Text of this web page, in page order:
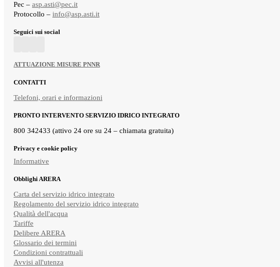
Pec – asp.asti@pec.it
Protocollo – info@asp.asti.it
Seguici sui social
ATTUAZIONE MISURE PNNR
CONTATTI
Telefoni, orari e informazioni
PRONTO INTERVENTO SERVIZIO IDRICO INTEGRATO
800 342433 (attivo 24 ore su 24 – chiamata gratuita)
Privacy e cookie policy
Informative
Obblighi ARERA
Carta del servizio idrico integrato
Regolamento del servizio idrico integrato
Qualità dell'acqua
Tariffe
Delibere ARERA
Glossario dei termini
Condizioni contrattuali
Avvisi all'utenza